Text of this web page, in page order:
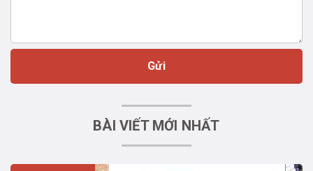
Gửi
BÀI VIẾT MỚI NHẤT